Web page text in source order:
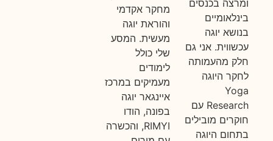
מחקר אקדמי
והוראת יוגה
מעשית. המסע
שלי כולל
לימודים
מעמיקים במרכז
איינגאר יוגה
בפונה, הודו
RIMYI, והכשרה
ומרצה בכנסים
בינלאומיים
בנושא יוגה
עכשווית. אני גם
חלק מהעמותה
לחקר היוגה
Yoga
Research עם
חוקרים מובילים
בתחום היוגה